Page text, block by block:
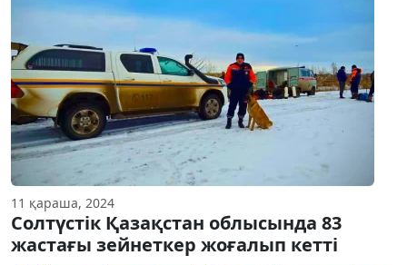
11 қараша, 2024
Солтүстік Қазақстан облысында 83
жастағы зейнеткер жоғалып кетті